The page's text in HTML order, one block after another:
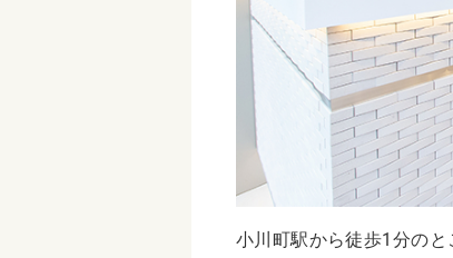
小川町駅から徒歩1分の